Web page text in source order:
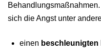
sich die Angst unter
einen beschleunigten